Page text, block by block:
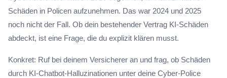
Schäden in Policen aufzunehmen. Das war 2024 und 2025
noch nicht der Fall. Ob dein bestehender Vertrag KI-Schäden
abdeckt, ist eine Frage, die du explizit klären musst.
Konkret: Ruf bei deinem Versicherer an und frag, ob Schäden
durch KI-Chatbot-Halluzinationen unter deine Cyber-Police